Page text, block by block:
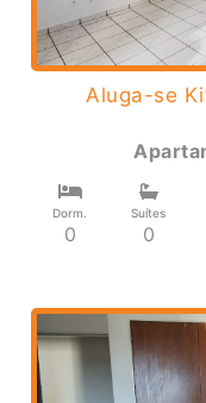
Aluga-se
Dorm.
0
Suítes
0